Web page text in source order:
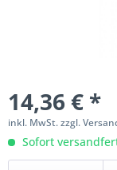
14,36 € *
inkl. MwSt.zzgl.
Sofort